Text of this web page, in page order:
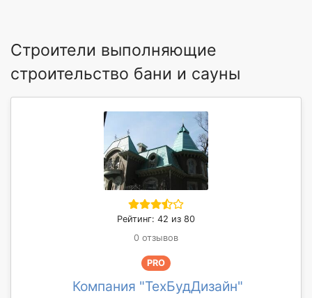
Строители выполняющие
строительство бани и сауны
Рейтинг: 42 из 80
0 отзывов
PRO
Компания "ТехБудДизайн"